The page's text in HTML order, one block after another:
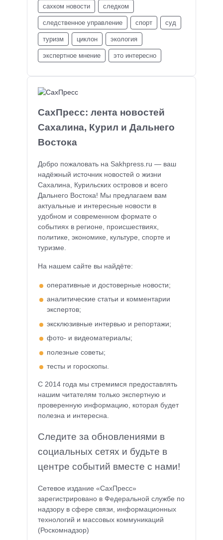
СахПресс: лента новостей
Сахалина, Курил и Дальнего
Востока
Добро пожаловать на Sakhpress.ru — ваш
надёжный источник новостей о жизни
Сахалина, Курильских островов и всего
Дальнего Востока! Мы предлагаем вам
актуальные и интересные новости в
удобном и современном формате о
событиях в регионе, происшествиях,
политике, экономике, культуре, спорте и
туризме.
На нашем сайте вы найдёте:
оперативные и достоверные новости;
аналитические статьи и комментарии
экспертов;
эксклюзивные интервью и репортажи;
фото- и видеоматериалы;
полезные советы;
тесты и гороскопы.
С 2014 года мы стремимся предоставлять
нашим читателям только экспертную и
проверенную информацию, которая будет
полезна и интересна.
Следите за обновлениями в
социальных сетях и будьте в
центре событий вместе с нами!
Сетевое издание «СахПресс»
зарегистрировано в Федеральной службе по
надзору в сфере связи, информационных
технологий и массовых коммуникаций
(Роскомнадзор)
сахком новости следком
следственное управление спорт суд
туризм циклон экология
экспертное мнение это интересно